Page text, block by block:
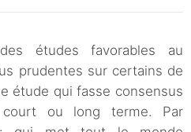
études favorables au
prudentes sur certains de
étude qui fasse consensus
ou long terme. Par